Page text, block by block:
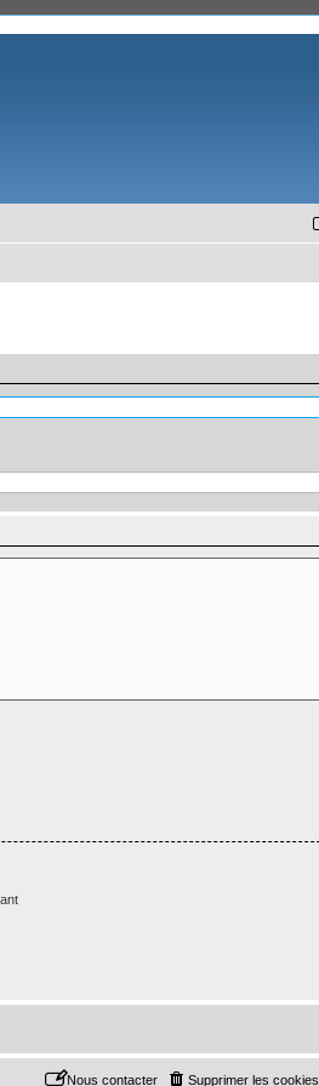
Supprimer les cookies
Nous contacter